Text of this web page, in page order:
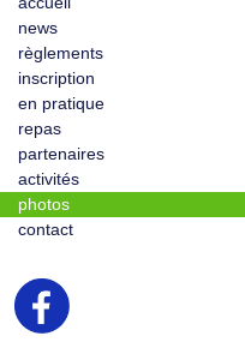
news
règlements
inscription
en pratique
repas
partenaires
activités
photos
contact